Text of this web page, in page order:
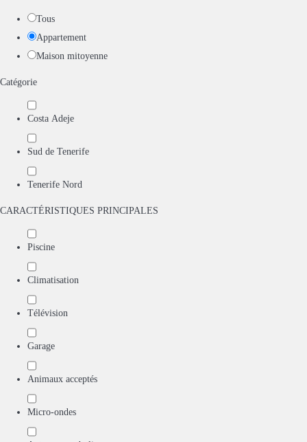
Tous
Appartement
Maison mitoyenne
Catégorie
Costa Adeje
Sud de Tenerife
Tenerife Nord
CARACTÉRISTIQUES PRINCIPALES
Piscine
Climatisation
Télévision
Garage
Animaux acceptés
Micro-ondes